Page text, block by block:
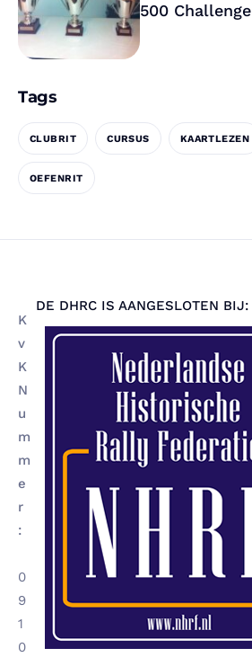
500 Challenge
Tags
CLUBRIT CURSUS KAARTLEZEN
OEFENRIT
K
v
K
N
u
m
m
e
r
:
0
9
1
0
DE DHRC IS AANGESLOTEN BIJ: